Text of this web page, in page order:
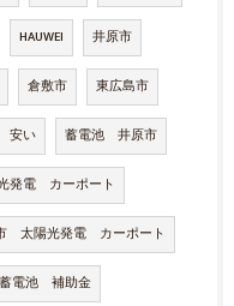
HAUWEI 井原市
倉敷市 東広島市
安い 蓄電池 井原市
発電 カーポート
太陽光発電 カーポート
電池 補助金